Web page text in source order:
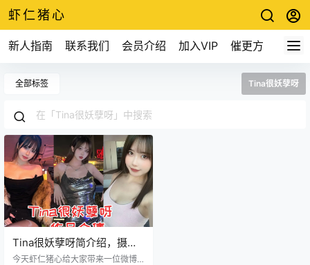
虾仁猪心
新人指南 联系我们 会员介绍 加入VIP 催更方式
全部标签 Tina很妖孽呀
Tina很妖孽呀简介绍，摄影
作品所有图集预览
今天虾仁猪心给大家带来一位微博